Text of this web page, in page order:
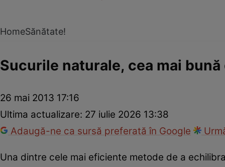
HomeSănătate!
Sucurile naturale, cea mai bună
26 mai 2013 17:16
Ultima actualizare: 27 iulie 2026 13:38
Adaugă-ne ca sursă preferată în Google
Una dintre cele mai eficiente metode de a